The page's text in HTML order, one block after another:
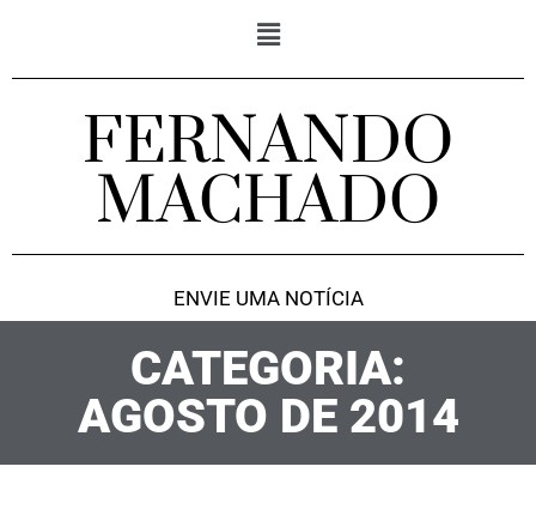
FERNANDO
MACHADO
ENVIE UMA NOTÍCIA
CATEGORIA:
AGOSTO DE 2014